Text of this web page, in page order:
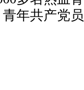
年共产党